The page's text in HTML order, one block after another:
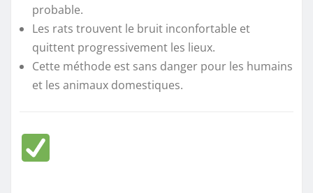
probable.
Les rats trouvent le bruit inconfortable et
quittent progressivement les lieux.
Cette méthode est sans danger pour les humains
et les animaux domestiques.